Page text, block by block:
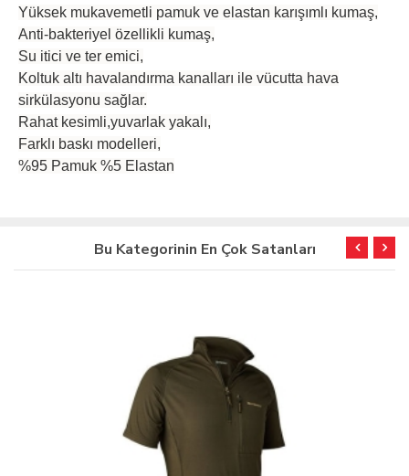
Yüksek mukavemetli pamuk ve elastan karışımlı kumaş,
Anti-bakteriyel özellikli kumaş,
Su itici ve ter emici,
Koltuk altı havalandırma kanalları ile vücutta hava
sirkülasyonu sağlar.
Rahat kesimli,yuvarlak yakalı,
Farklı baskı modelleri,
%95 Pamuk %5 Elastan
Bu Kategorinin En Çok Satanları